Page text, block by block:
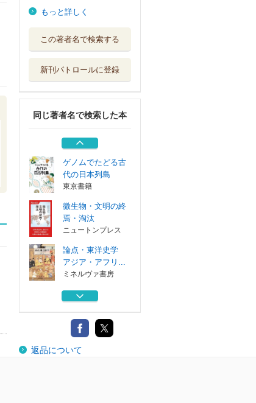
もっと詳しく
この著者名で検索する
新刊パトロールに登録
同じ著者名で検索した本
アジア・アフリ...
遺伝人類学入門
筑摩書房
ヒトは病気ととも
に進化した
勁草書房
ゲノムでたどる古
代の日本列島
東京書籍
微生物・文明の終
焉・淘汰
ニュートンプレス
論点・東洋史学
アジア・アフリ...
ミネルヴァ書房
遺伝人類学入門
筑摩書房
ヒトは病気ととも
に進化した
返品について